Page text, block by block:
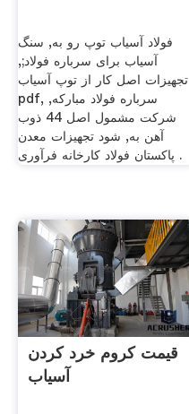
فولاد آسیاب توپ رو به, سنگ
آسیاب برای سرباره فولاد;,
تجهیزات اصل کار از توپ آسیاب
pdf, سرباره فولاد مبارکه,
شرکت مشمول اصل 44 ذوب
آهن به, شود تجهیزات معدن
پاکستان فولاد کارخانه فرآوری .
قیمت کروم خرد کردن
آسیاب